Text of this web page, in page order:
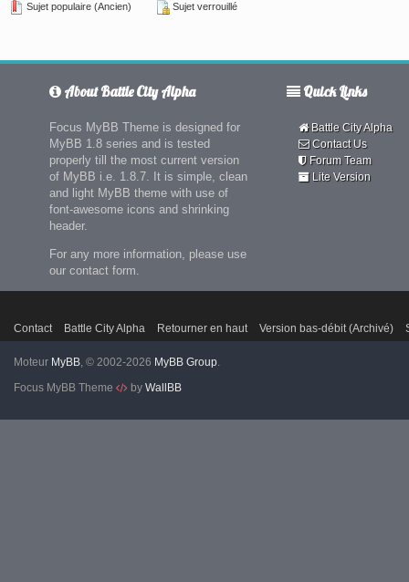
Sujet populaire (Ancien)
Sujet verrouillé
About Battle City Alpha
Focus MyBB Theme is designed for
MyBB 1.8 series and is tested
properly till the most current version
of MyBB i.e. 1.8.7. It is simple, clean
and light MyBB theme with use of
font-awesome icons and shrinking
header.
For any more information, please use
our contact form.
Quick Links
Battle City Alpha
Contact Us
Forum Team
Lite Version
Contact Battle City Alpha Retourner en haut Version bas-débit (Archivé)
Moteur MyBB, © 2002-2026 MyBB Group.
Focus MyBB Theme
by WallBB